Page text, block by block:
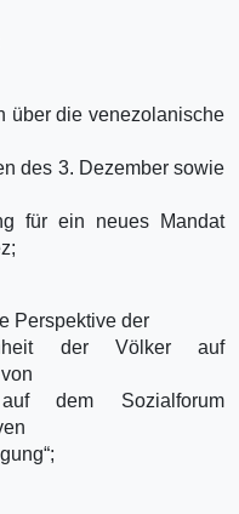
über die venezolanische
des 3. Dezember sowie
für ein neues Mandat
Perspektive der
der Völker auf
dem Sozialforum